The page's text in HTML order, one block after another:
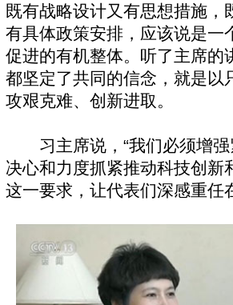
既有战略设计又有思想措施，
有具体政策安排，应该说是一
促进的有机整体。听了主席的
都坚定了共同的信念，就是以
攻艰克难、创新进取。
习主席说，“我们必须增强
决心和力度抓紧推动科技创新
这一要求，让代表们深感重任